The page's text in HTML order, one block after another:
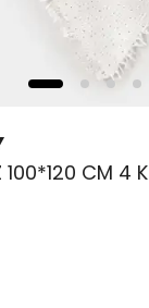
100*120 CM 4 K